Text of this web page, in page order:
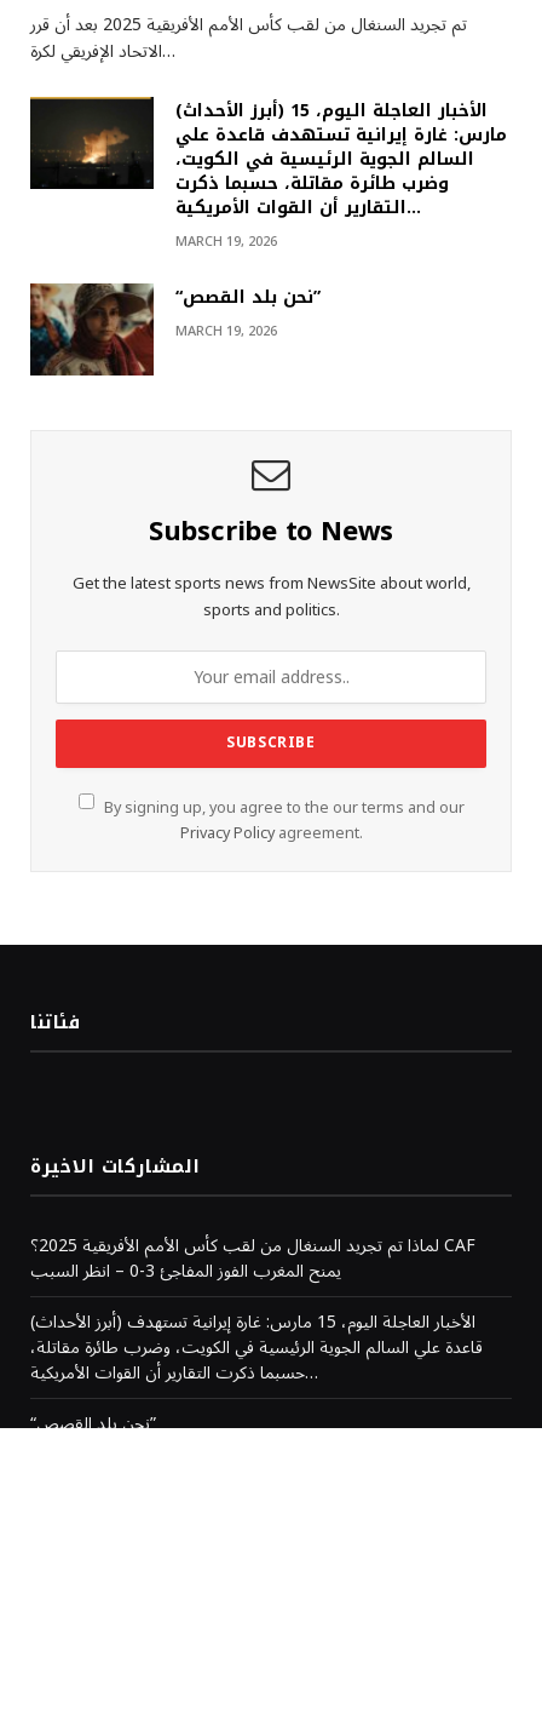
تم تجريد السنغال من لقب كأس الأمم الأفريقية 2025 بعد أن قرر
الاتحاد الإفريقي لكرة…
(أبرز الأحداث) الأخبار العاجلة اليوم، 15
مارس: غارة إيرانية تستهدف قاعدة علي
السالم الجوية الرئيسية في الكويت،
وضرب طائرة مقاتلة، حسبما ذكرت
التقارير أن القوات الأمريكية…
MARCH 19, 2026
“نحن بلد القصص”
MARCH 19, 2026
Subscribe to News
Get the latest sports news from NewsSite about world,
sports and politics.
By signing up, you agree to the our terms and our
Privacy Policyagreement.
فئاتنا
المشاركات الاخيرة
لماذا تم تجريد السنغال من لقب كأس الأمم الأفريقية 2025؟ CAF
يمنح المغرب الفوز المفاجئ 3-0 – انظر السبب
(أبرز الأحداث) الأخبار العاجلة اليوم، 15 مارس: غارة إيرانية تستهدف
قاعدة علي السالم الجوية الرئيسية في الكويت، وضرب طائرة مقاتلة،
حسبما ذكرت التقارير أن القوات الأمريكية…
“نحن بلد القصص”